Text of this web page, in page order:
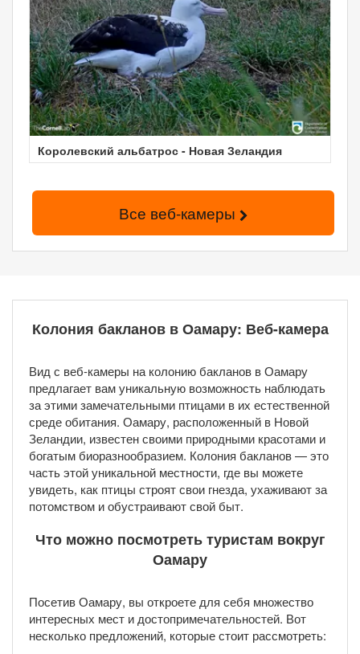
Королевский альбатрос - Новая Зеландия
Все веб-камеры
Колония бакланов в Оамару: Веб-камера
Вид с веб-камеры на колонию бакланов в Оамару
предлагает вам уникальную возможность наблюдать
за этими замечательными птицами в их естественной
среде обитания. Оамару, расположенный в Новой
Зеландии, известен своими природными красотами и
богатым биоразнообразием. Колония бакланов — это
часть этой уникальной местности, где вы можете
увидеть, как птицы строят свои гнезда, ухаживают за
потомством и обустраивают свой быт.
Что можно посмотреть туристам вокруг
Оамару
Посетив Оамару, вы откроете для себя множество
интересных мест и достопримечательностей. Вот
несколько предложений, которые стоит рассмотреть: